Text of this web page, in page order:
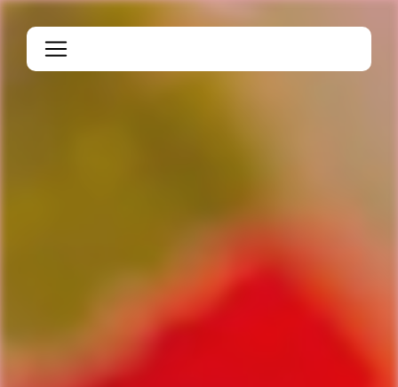
Panneau de gestion des cookies